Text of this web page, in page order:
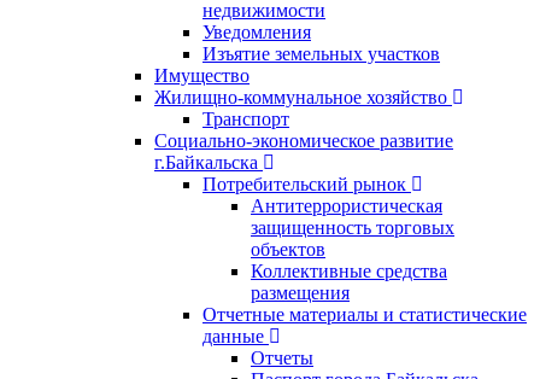
недвижимости
Уведомления
Изъятие земельных участков
Имущество
Жилищно-коммунальное хозяйство
Транспорт
Социально-экономическое развитие
г.Байкальска
Потребительский рынок
Антитеррористическая
защищенность торговых
объектов
Коллективные средства
размещения
Отчетные материалы и статистические
данные
Отчеты